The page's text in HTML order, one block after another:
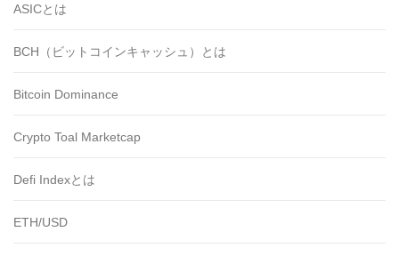
ASICとは
BCH（ビットコインキャッシュ）とは
Bitcoin Dominance
Crypto Toal Marketcap
Defi Indexとは
ETH/USD